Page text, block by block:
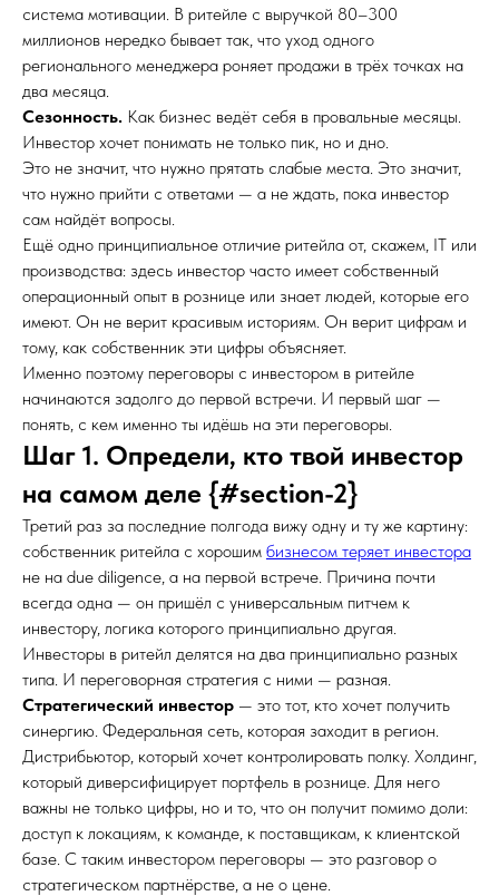
система мотивации. В ритейле с выручкой 80–300
миллионов нередко бывает так, что уход одного
регионального менеджера роняет продажи в трёх точках на
два месяца.
Сезонность. Как бизнес ведёт себя в провальные месяцы.
Инвестор хочет понимать не только пик, но и дно.
Это не значит, что нужно прятать слабые места. Это значит,
что нужно прийти с ответами — а не ждать, пока инвестор
сам найдёт вопросы.
Ещё одно принципиальное отличие ритейла от, скажем, IT или
производства: здесь инвестор часто имеет собственный
операционный опыт в рознице или знает людей, которые его
имеют. Он не верит красивым историям. Он верит цифрам и
тому, как собственник эти цифры объясняет.
Именно поэтому переговоры с инвестором в ритейле
начинаются задолго до первой встречи. И первый шаг —
понять, с кем именно ты идёшь на эти переговоры.
Шаг 1. Определи, кто твой инвестор
на самом деле {#section-2}
Третий раз за последние полгода вижу одну и ту же картину:
собственник ритейла с хорошим бизнесом теряет инвестора
не на due diligence, а на первой встрече. Причина почти
всегда одна — он пришёл с универсальным питчем к
инвестору, логика которого принципиально другая.
Инвесторы в ритейл делятся на два принципиально разных
типа. И переговорная стратегия с ними — разная.
Стратегический инвестор — это тот, кто хочет получить
синергию. Федеральная сеть, которая заходит в регион.
Дистрибьютор, который хочет контролировать полку. Холдинг,
который диверсифицирует портфель в рознице. Для него
важны не только цифры, но и то, что он получит помимо доли:
доступ к локациям, к команде, к поставщикам, к клиентской
базе. С таким инвестором переговоры — это разговор о
стратегическом партнёрстве, а не о цене.